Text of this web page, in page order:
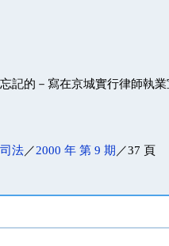
記的－寫在京城實行律師執
法／2000 年 第 9 期 ／37 頁